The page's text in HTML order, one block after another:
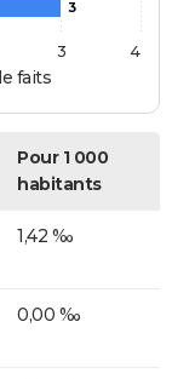
faits
3
3 4
Pour 1 000
habitants
1,42 ‰
0,00 ‰